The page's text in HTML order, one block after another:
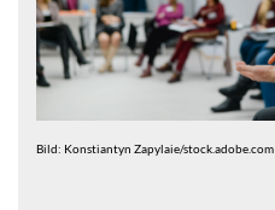
Bild: Konstiantyn Zapylaie/stock.adobe.com